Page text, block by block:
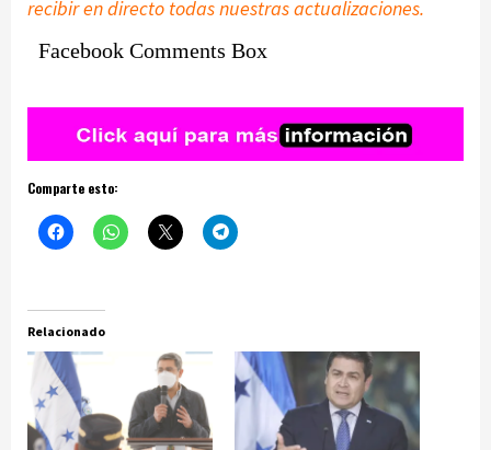
recibir en directo todas nuestras actualizaciones.
Facebook Comments Box
Comparte esto:
Relacionado